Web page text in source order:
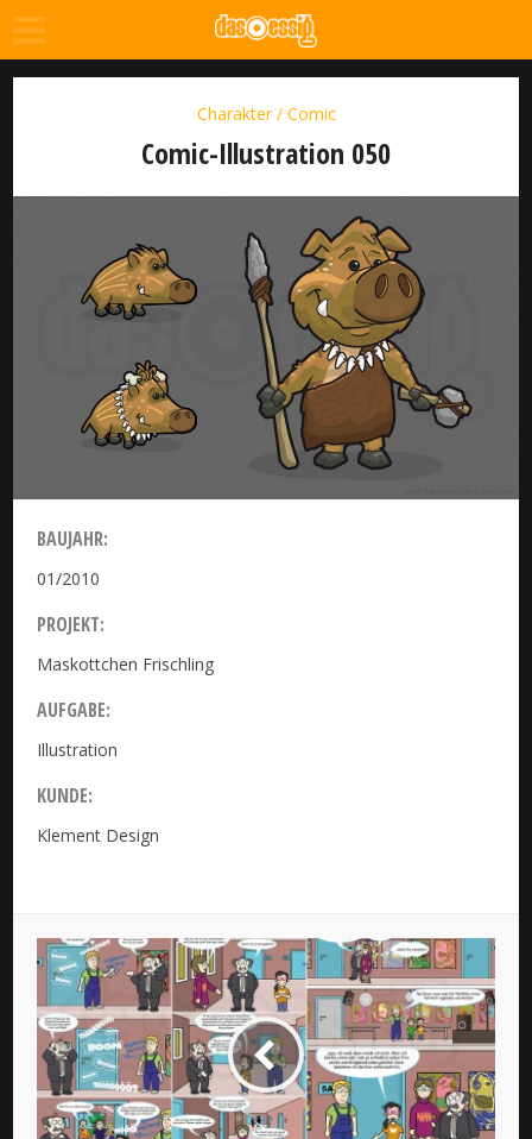
Charakter / Comic
Comic-Illustration 050
BAUJAHR:
01/2010
PROJEKT:
Maskottchen Frischling
AUFGABE:
Illustration
KUNDE:
Klement Design